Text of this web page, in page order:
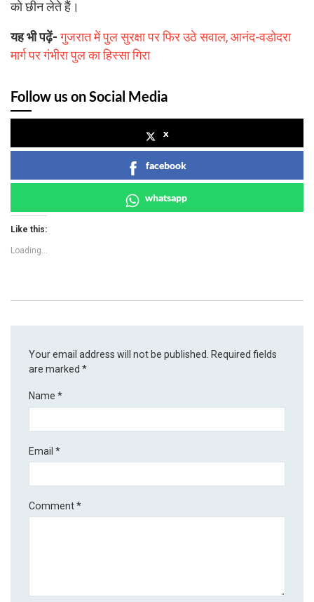
को छीन लेते हैं।
यह भी पढ़ें- गुजरात में पुल सुरक्षा पर फिर उठे सवाल, आनंद-वडोदरा
मार्ग पर गंभीरा पुल का हिस्सा गिरा
Follow us on Social Media
x
facebook
whatsapp
Like this:
Loading...
Your email address will not be published. Required fields
are marked*
Name*
Email*
Comment*